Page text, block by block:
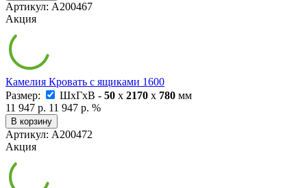
Артикул: А200467
Акция
Камелия Кровать с ящиками 1600
Размер:
ШxГxВ - 50 x 2170 x 780 мм
11 947 р. 11 947 р. %
В корзину
Артикул: А200472
Акция